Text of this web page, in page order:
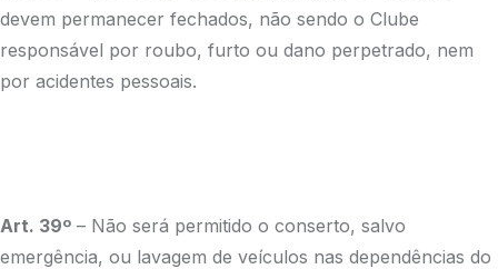
devem permanecer fechados, não sendo o Clube
responsável por roubo, furto ou dano perpetrado, nem
por acidentes pessoais.
Art. 39º – Não será permitido o conserto, salvo
emergência, ou lavagem de veículos nas dependências do